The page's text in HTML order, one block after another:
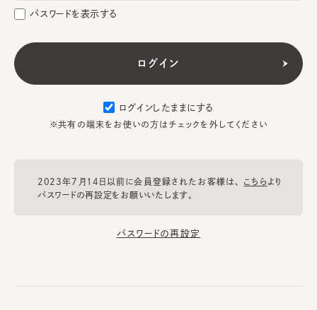
パスワードを表示する
ログインしたままにする
※共有の端末をお使いの方はチェックを外してください
2023年7月14日以前に会員登録されたお客様は、 こちらより
パスワードの再設定をお願いいたします。
パスワードの再設定